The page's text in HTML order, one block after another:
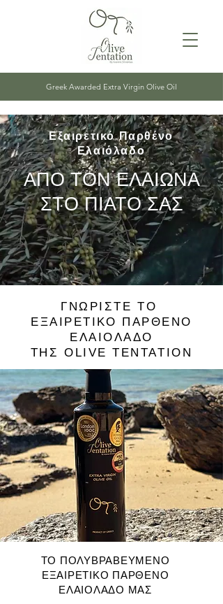
Greek Awarded Extra Virgin Olive Oil
Εξαιρετικό Παρθένο
Ελαιόλαδο
ΑΠΟ ΤΟΝ ΕΛΑΙΩΝΑ
ΣΤΟ ΠΙΑΤΟ ΣΑΣ
ΓΝΩΡΙΣΤΕ ΤΟ
ΕΞΑΙΡΕΤΙΚΟ ΠΑΡΘΕΝΟ
ΕΛΑΙΟΛΑΔΟ
ΤΗΣ OLIVE TENTATION
ΤΟ ΠΟΛΥΒΡΑΒΕΥΜΕΝΟ
ΕΞΑΙΡΕΤΙΚΟ ΠΑΡΘΕΝΟ
ΕΛΑΙΟΛΑΔΟ ΜΑΣ